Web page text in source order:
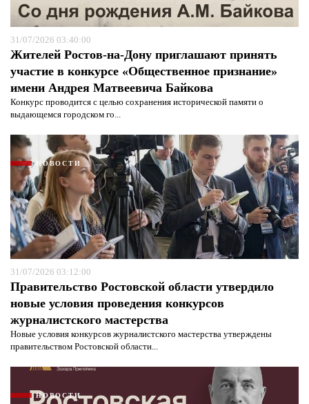
31/07/2026 03:40:00
Жителей Ростов-на-Дону приглашают принять
участие в конкурсе «Общественное признание»
имени Андрея Матвеевича Байкова
Конкурс проводится с целью сохранения исторической памяти о
выдающемся городском го...
НОВОСТИ
31/07/2026 03:12:00
Правительство Ростовской области утвердило
новые условия проведения конкурсов
журналистского мастерства
Новые условия конкурсов журналистского мастерства утверждены
правительством Ростовской области...
НОВОСТИ